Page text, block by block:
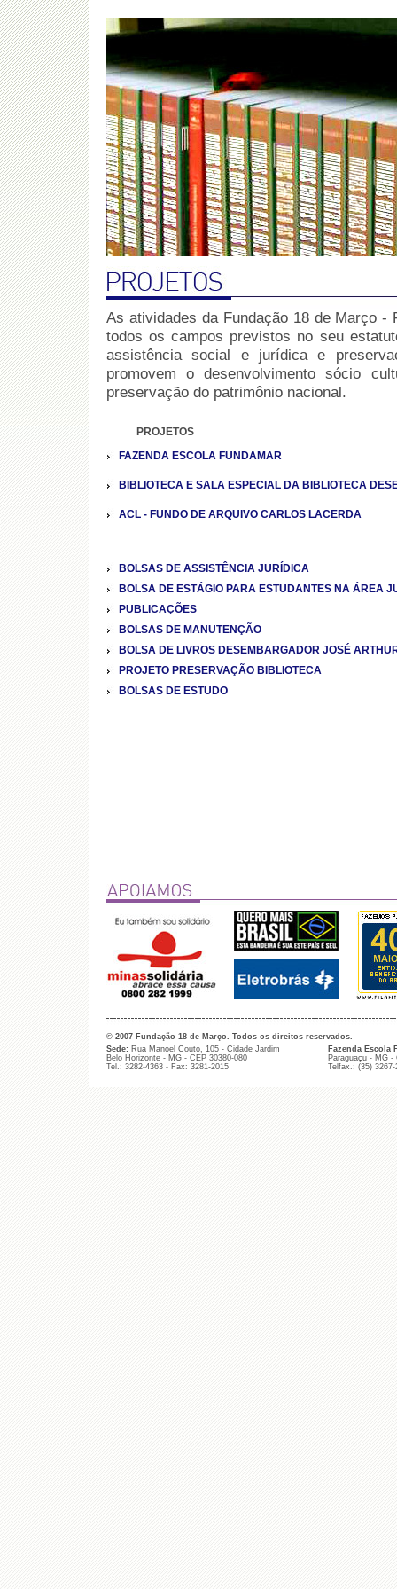
As atividades da Fundação 18 de Março -
todos os campos previstos no seu
assistência social e jurídica e
promovem o desenvolvimento sócio
preservação do patrimônio nacional.
PROJETOS
FAZENDA ESCOLA FUNDAMAR
BIBLIOTECA E SALA ESPECIAL DA BIBLIOTECA
ACL - FUNDO DE ARQUIVO CARLOS LACERDA
BOLSAS DE ASSISTÊNCIA JURÍDICA
BOLSA DE ESTÁGIO PARA ESTUDANTES NA ÁREA
PUBLICAÇÕES
BOLSAS DE MANUTENÇÃO
BOLSA DE LIVROS DESEMBARGADOR JOSÉ
PROJETO PRESERVAÇÃO BIBLIOTECA
BOLSAS DE ESTUDO
© 2007 Fundação 18 de Março. Todos os direitos reservados.
Sede: Rua Manoel Couto, 105 - Cidade Jardim
Belo Horizonte - MG - CEP 30380-080
Tel.: 3282-4363 - Fax: 3281-2015
Fazenda Escola
Paraguaçu - MG -
Telfax.: (35) 3267-